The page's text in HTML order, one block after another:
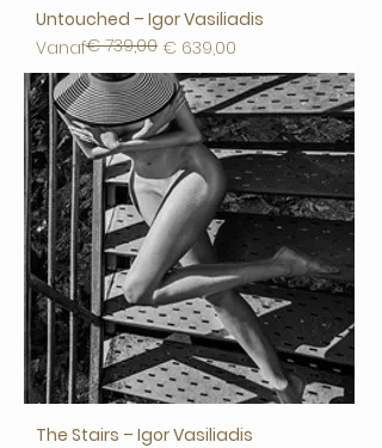
Untouched – Igor Vasiliadis
Vanaf
Normale prijs
€ 739,00 € 639,00
Verkoopprijs
The Stairs – Igor Vasiliadis